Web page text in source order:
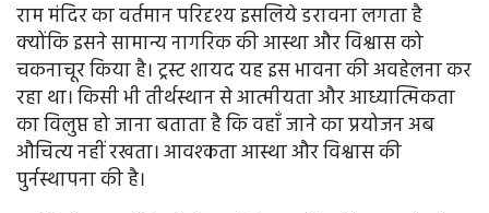
राम मंदिर का वर्तमान परिदृश्य इसलिये डरावना लगता है
क्योंकि इसने सामान्य नागरिक की आस्था और विश्वास को
चकनाचूर किया है। ट्रस्ट शायद यह इस भावना की अवहेलना कर
रहा था। किसी भी तीर्थस्थान से आत्मीयता और आध्यात्मिकता
का विलुप्त हो जाना बताता है कि वहाँ जाने का प्रयोजन अब
औचित्य नहीं रखता। आवश्कता आस्था और विश्वास की
पुर्नस्थापना की है।